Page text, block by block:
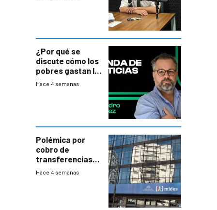
¿Por qué se
discute cómo los
pobres gastan la
plata?
Hace 4 semanas
Polémica por
cobro de
transferencias
del Mides en
Hace 4 semanas